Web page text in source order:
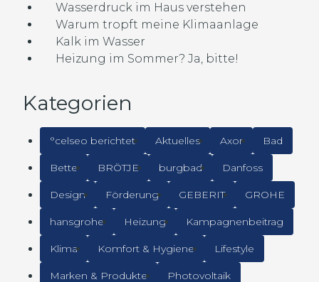
Wasserdruck im Haus verstehen
Warum tropft meine Klimaanlage
Kalk im Wasser
Heizung im Sommer? Ja, bitte!
Kategorien
°celseo berichtet Aktuelles Axor Bad
Bette BRÖTJE burgbad Danfoss
Design Förderung GEBERIT GROHE
hansgrohe Heizung Kampagnenbeitrag
Klima Komfort & Hygiene Lifestyle
Marken & Produkte Photovoltaik